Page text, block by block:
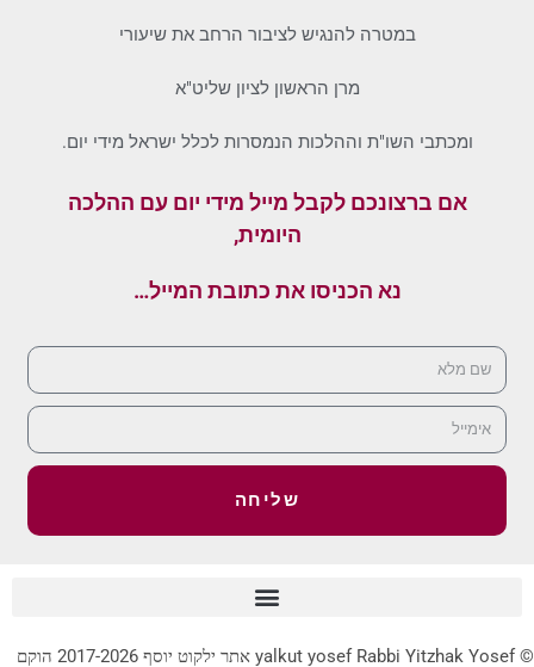
במטרה להנגיש לציבור הרחב את שיעורי
מרן הראשון לציון שליט"א
ומכתבי השו"ת וההלכות הנמסרות לכלל ישראל מידי יום.
אם ברצונכם לקבל מייל מידי יום עם ההלכה
היומית,
נא הכניסו את כתובת המייל…
שליחה
© yalkut yosef Rabbi Yitzhak Yosef אתר ילקוט יוסף 2017-2026 הוקם